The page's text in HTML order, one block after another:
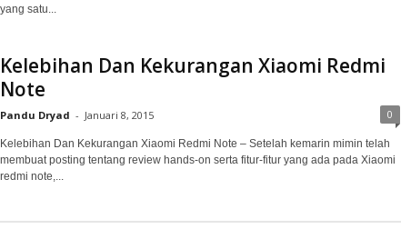
yang satu...
Kelebihan Dan Kekurangan Xiaomi Redmi
Note
Pandu Dryad - Januari 8, 2015 0
Kelebihan Dan Kekurangan Xiaomi Redmi Note – Setelah kemarin mimin telah
membuat posting tentang review hands-on serta fitur-fitur yang ada pada Xiaomi
redmi note,...